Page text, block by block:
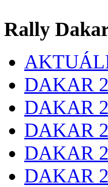
Rally
DAKAR
DAKAR
DAKAR
DAKAR
DAKAR